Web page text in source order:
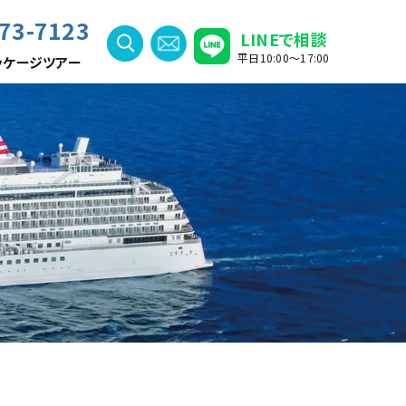
ージツアー
7123 LINEで相談
平日10:00〜17:00